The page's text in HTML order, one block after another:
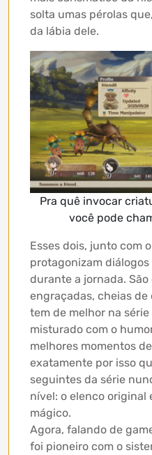
solta umas pérolas
da lábia dele.
Pra quê invocar
você pode
Esses dois, junto com
protagonizam
durante a jornada. São
engraçadas, cheias
tem de melhor na série
misturado com o
melhores momentos de
exatamente por isso
seguintes da série
nível: o elenco original
mágico.
Agora, falando de
foi pioneiro com o